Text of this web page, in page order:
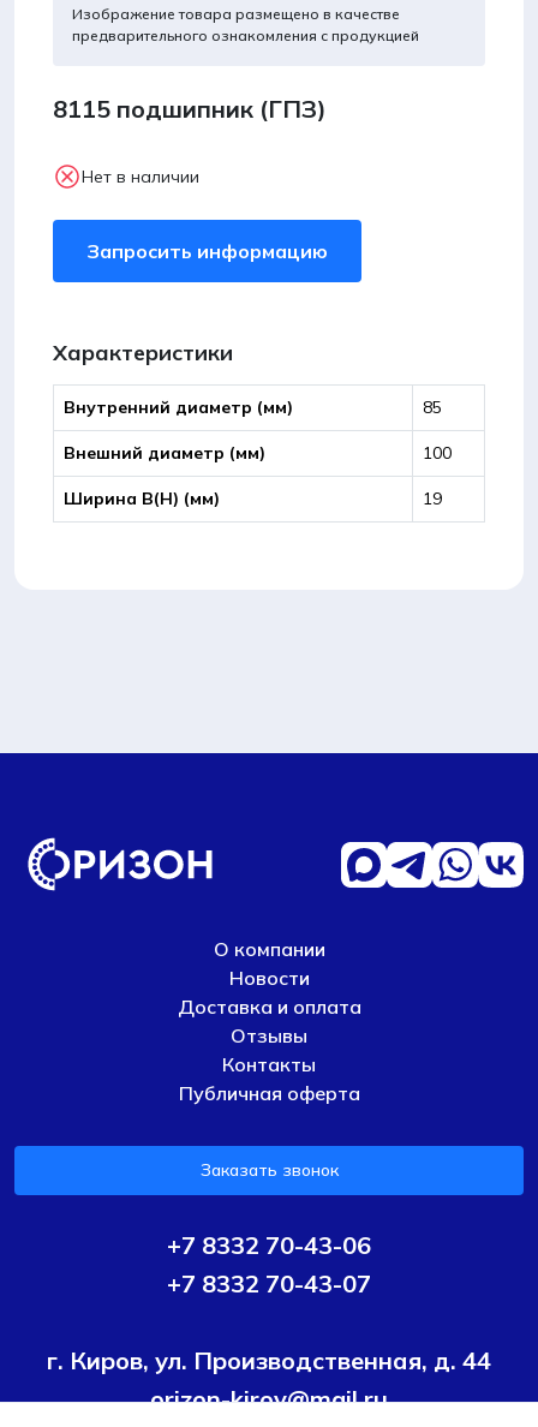
Изображение товара размещено в качестве
предварительного ознакомления с продукцией
8115 подшипник (ГПЗ)
Нет в наличии
Запросить информацию
Характеристики
Внутренний диаметр (мм) 85
Внешний диаметр (мм) 100
Ширина B(Н) (мм) 19
О компании
Новости
Доставка и оплата
Отзывы
Контакты
Публичная оферта
Заказать звонок
+7 8332 70-43-06
+7 8332 70-43-07
г. Киров, ул. Производственная, д. 44
orizon-kirov@mail.ru